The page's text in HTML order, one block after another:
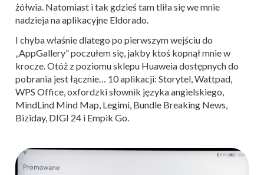
żółwia. Natomiast i tak gdzieś tam tliła się we mnie
nadzieja na aplikacyjne Eldorado.
I chyba właśnie dlatego po pierwszym wejściu do
„AppGallery” poczułem się, jakby ktoś kopnął mnie w
krocze. Otóż z poziomu sklepu Huaweia dostępnych do
pobrania jest łącznie… 10 aplikacji: Storytel, Wattpad,
WPS Office, oxfordzki słownik języka angielskiego,
MindLind Mind Map, Legimi, Bundle Breaking News,
Biziday, DIGI 24 i Empik Go.